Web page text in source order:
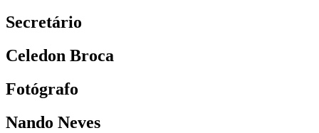
Secretário
Celedon Broca
Fotógrafo
Nando Neves